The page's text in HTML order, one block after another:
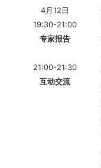
4月12日
19:30-21:00
专家报告
21:00-21:30
互动交流